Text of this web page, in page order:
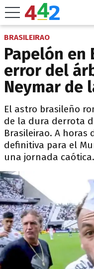
BRASILEIRAO
Papelón en
error del
Neymar de
El astro brasileño
de la dura derrota
Brasileirao. A horas
definitiva para el
una jornada caótica.